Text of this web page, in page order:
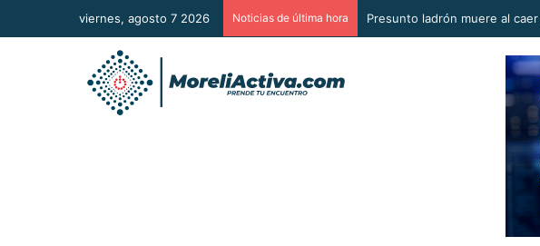
viernes, agosto 7 2026 Noticias de última hora Según Rubrum, Carlos Torres